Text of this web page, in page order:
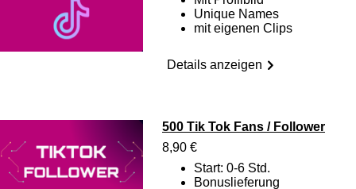
Unique Names
mit eigenen Clips
Details anzeigen
500 Tik Tok Fans / Follower
8,90 €
Start: 0-6 Std.
Bonuslieferung